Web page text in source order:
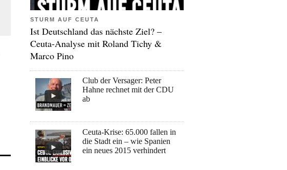
STURM AUF CEUTA
Ist Deutschland das nächste Ziel? –
Ceuta-Analyse mit Roland Tichy &
Marco Pino
Club der Versager: Peter
Hahne rechnet mit der CDU
ab
Ceuta-Krise: 65.000 fallen in
die Stadt ein – wie Spanien
ein neues 2015 verhindert